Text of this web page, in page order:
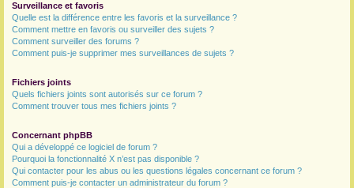
Surveillance et favoris
Quelle est la différence entre les favoris et la surveillance ?
Comment mettre en favoris ou surveiller des sujets ?
Comment surveiller des forums ?
Comment puis-je supprimer mes surveillances de sujets ?
Fichiers joints
Quels fichiers joints sont autorisés sur ce forum ?
Comment trouver tous mes fichiers joints ?
Concernant phpBB
Qui a développé ce logiciel de forum ?
Pourquoi la fonctionnalité X n’est pas disponible ?
Qui contacter pour les abus ou les questions légales concernant ce forum ?
Comment puis-je contacter un administrateur du forum ?